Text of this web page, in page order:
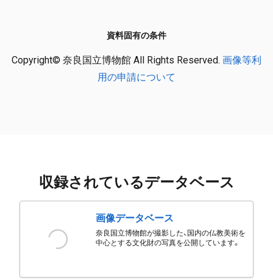
資料固有の条件
Copyright© 奈良国立博物館 All Rights Reserved. 画像等利
用の申請について
収録されているデータベース
画像データベース
奈良国立博物館が撮影した、国内の仏教美術を
中心とする文化財の写真を公開しています。